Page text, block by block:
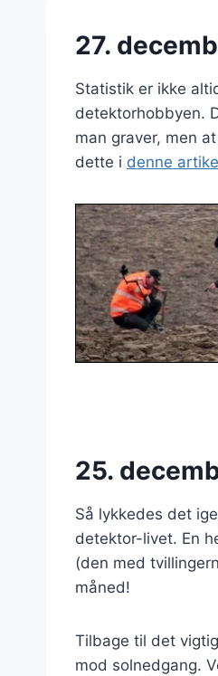
27.
Statistik er ikke
detektorhobbyen.
man graver, men
dette i denne
25.
Så lykkedes det
detektor-livet. En
(den med
måned!
Tilbage til det
mod solnedgang.